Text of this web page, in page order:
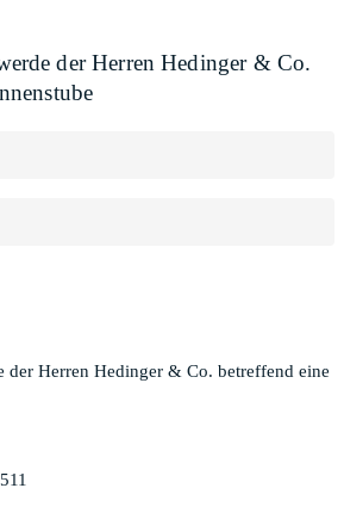
der Herren Hedinger & Co.
der Herren Hedinger & Co. betreffend eine